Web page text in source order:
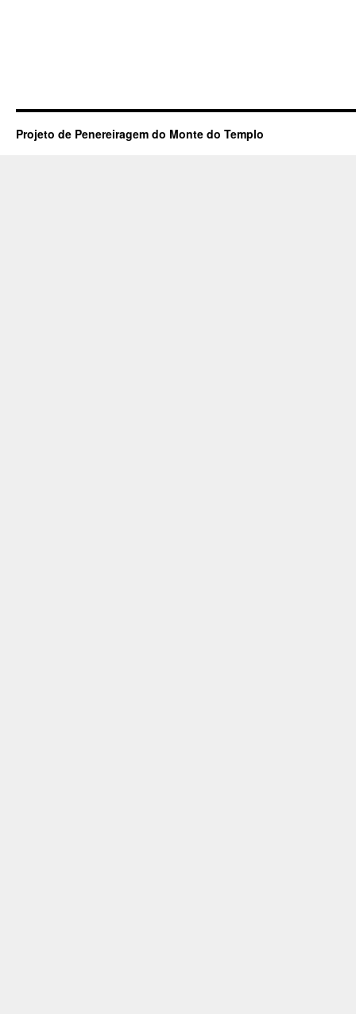
Projeto de Penereiragem do Monte do Templo